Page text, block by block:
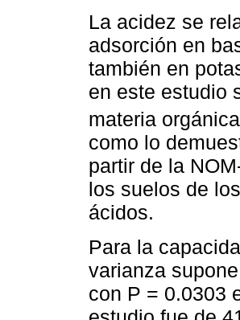
La acidez se
adsorción en
también en
en este estudio
materia
como lo
partir de la
los suelos de
ácidos.
Para la
varianza
con P = 0.0303